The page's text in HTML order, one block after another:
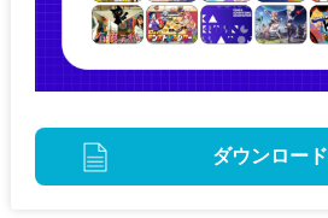
ダウンロード